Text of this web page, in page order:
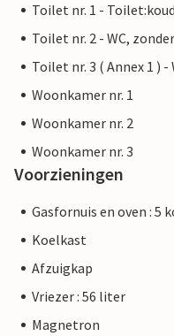
Toilet nr. 1 -
Toilet nr. 2 - WC,
Toilet nr. 3 ( Annex 1 )
Woonkamer nr. 1
Woonkamer nr. 2
Woonkamer nr. 3
Voorzieningen
Gasfornuis en oven : 5
Koelkast
Afzuigkap
Vriezer : 56 liter
Magnetron